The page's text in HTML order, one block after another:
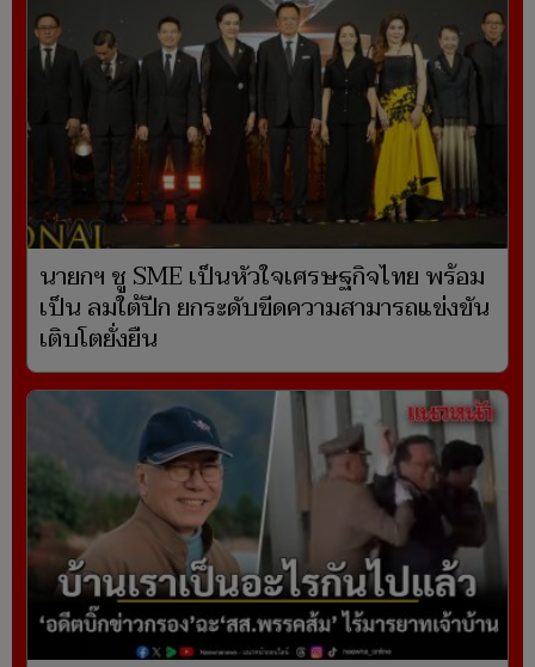
นายกฯ ชู SME เป็นหัวใจเศรษฐกิจไทย พร้อม
เป็น ลมใต้ปีก ยกระดับขีดความสามารถแข่งขัน
เติบโตยั่งยืน